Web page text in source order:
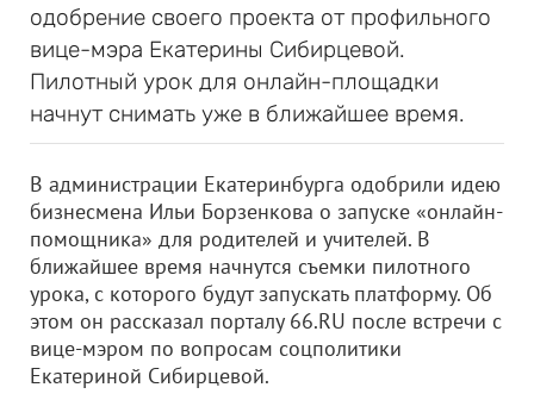
одобрение своего проекта от профильного
вице-мэра Екатерины Сибирцевой.
Пилотный урок для онлайн-площадки
начнут снимать уже в ближайшее время.
В администрации Екатеринбурга одобрили идею
бизнесмена Ильи Борзенкова о запуске «онлайн-
помощника» для родителей и учителей. В
ближайшее время начнутся съемки пилотного
урока, с которого будут запускать платформу. Об
этом он рассказал порталу 66.RU после встречи с
вице-мэром по вопросам соцполитики
Екатериной Сибирцевой.